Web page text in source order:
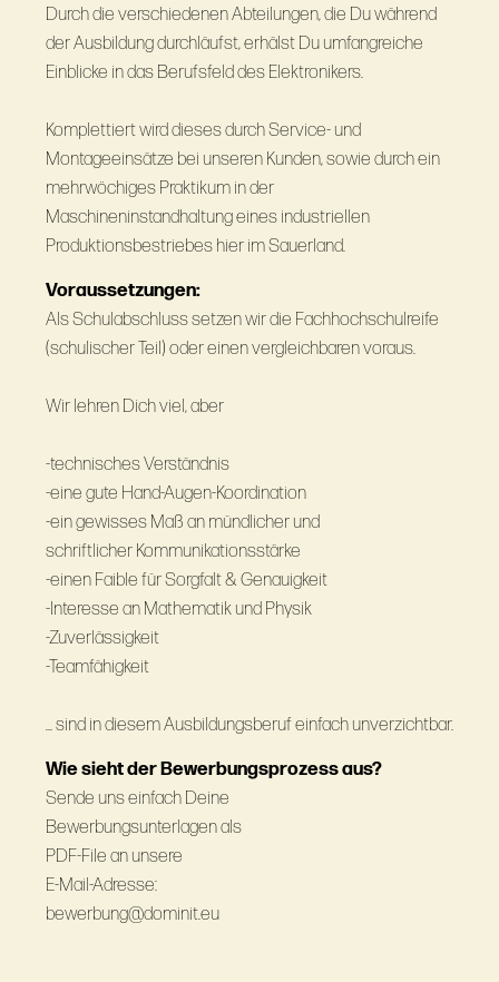
Durch die verschiedenen Abteilungen, die Du während
der Ausbildung durchläufst, erhälst Du umfangreiche
Einblicke in das Berufsfeld des Elektronikers.
Komplettiert wird dieses durch Service- und
Montageeinsätze bei unseren Kunden, sowie durch ein
mehrwöchiges Praktikum in der
Maschineninstandhaltung eines industriellen
Produktionsbestriebes hier im Sauerland.
Voraussetzungen:
Als Schulabschluss setzen wir die Fachhochschulreife
(schulischer Teil) oder einen vergleichbaren voraus.
Wir lehren Dich viel, aber
-technisches Verständnis
-eine gute Hand-Augen-Koordination
-ein gewisses Maß an mündlicher und
schriftlicher Kommunikationsstärke
-einen Faible für Sorgfalt & Genauigkeit
-Interesse an Mathematik und Physik
-Zuverlässigkeit
-Teamfähigkeit
... sind in diesem Ausbildungsberuf einfach unverzichtbar.
Wie sieht der Bewerbungsprozess aus?
Sende uns einfach Deine
Bewerbungsunterlagen als
PDF-File an unsere
E-Mail-Adresse:
bewerbung@dominit.eu